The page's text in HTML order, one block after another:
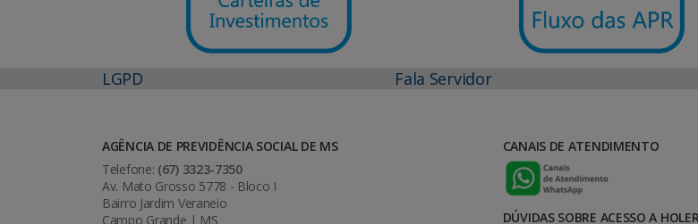
LGPD Fala Servidor
AGÊNCIA DE PREVIDÊNCIA SOCIAL DE MS
Telefone: (67) 3323-7350
Av. Mato Grosso 5778 - Bloco I
Bairro Jardim Veraneio
Campo Grande | MS
CANAIS DE ATENDIMENTO
DÚVIDAS SOBRE ACESSO A